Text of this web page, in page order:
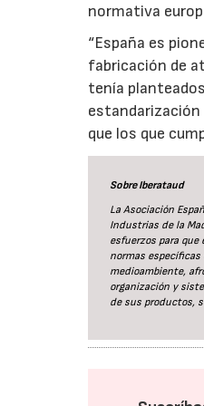
normativa
“España es
fabricación de
tenía
estandarización
que los que
Sobre Iberataud
La Asociación
Industrias de la
esfuerzos para
normas
medioambiente,
organización y
de sus productos,